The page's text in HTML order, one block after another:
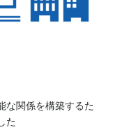
な関係を構築するた
た